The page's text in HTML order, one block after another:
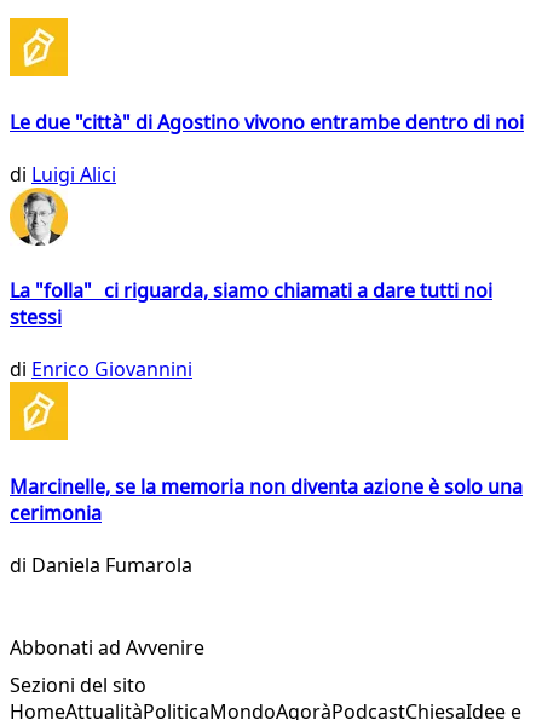
Le due "città" di Agostino vivono entrambe dentro di noi
di Luigi Alici
La "folla" ci riguarda, siamo chiamati a dare tutti noi
stessi
di Enrico Giovannini
Marcinelle, se la memoria non diventa azione è solo una
cerimonia
di Daniela Fumarola
Abbonati ad Avvenire
Sezioni del sito
HomeAttualitàPoliticaMondoAgoràPodcastChiesaIdee e